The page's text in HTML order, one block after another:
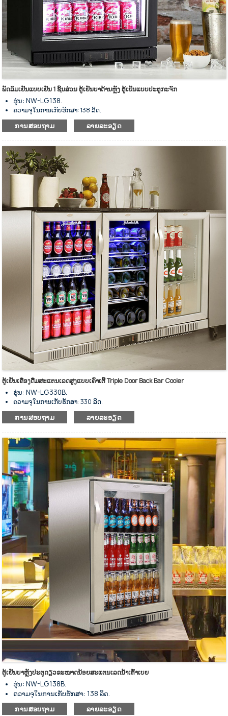
ພັດລົມເຢັນແບບເຢັນ 1 ຊິ້ນສ່ວນ ຕູ້ເຢັນບາດ້ານຫຼັງ ຕູ້ເຢັນແບບປະຕູກະຈົກ
ຮຸ່ນ: NW-LG138.
ຄວາມຈຸໃນການເກັບຮັກສາ: 138 ລິດ.
ຕູ້ເຢັນແບບແຖບດ້ານຫຼັງພ້ອມລະບົບເຮັດຄວາມເຢັນດ້ວຍພັດລົມ.
ສຳລັບຮັກສາເຄື່ອງດື່ມໃຫ້ເຢັນ ແລະ ວາງສະແດງ.
ມີຫຼາຍຂະໜາດໃຫ້ເລືອກ.
ເຄື່ອງຄວບຄຸມອຸນຫະພູມດິຈິຕອນ.
ຊັ້ນວາງທີ່ທົນທານສາມາດປັບໄດ້.
ການໃຊ້ພະລັງງານຕໍ່າ ແລະ ສຽງລົບກວນຕໍ່າ.
ສົມບູນແບບໃນການກັນຄວາມຮ້ອນ.
ປະຕູສະວິງແກ້ວທີ່ມີຄວາມທົນທານ.
ປະຕູປິດອັດຕະໂນມັດປະເພດໜຶ່ງ.
ລັອກປະຕູແມ່ນທາງເລືອກຕາມການຮ້ອງຂໍ.
ສຳເລັດຮູບດ້ວຍການເຄືອບດ້ວຍຜົງ.
ສີດຳເປັນສີມາດຕະຖານ, ສີອື່ນໆສາມາດປັບແຕ່ງໄດ້.
ດ້ວຍແຜ່ນກະດານຂະຫຍາຍອອກເປັນເຄື່ອງລະເຫີຍ.
ລໍ້ລຸ່ມສຳລັບການວາງທີ່ຍືດຫຍຸ່ນ.
ການສອບຖາມ ລາຍລະອຽດ
ຕູ້ເຢັນເຄື່ອງດື່ມສະແຕນເລດສູງແບບເຄົາເຕີ້ Triple Door Back Bar Cooler
ຮຸ່ນ: NW-LG330B.
ຄວາມຈຸໃນການເກັບຮັກສາ: 330 ລິດ.
ຕູ້ເຢັນແບບມີແຖບດ້ານຫຼັງເປັນກະຈົກສາມຊັ້ນ.
ມີລະບົບເຮັດຄວາມເຢັນຊ່ວຍດ້ວຍພັດລົມ.
ພື້ນຜິວສຳເລັດຮູບດ້ວຍສັງກະສີ.
ມີຫຼາຍຂະໜາດໃຫ້ເລືອກ.
ພາຍນອກເຮັດດ້ວຍເຫຼັກສະແຕນເລດ ແລະ ພາຍໃນເຮັດດ້ວຍອາລູມີນຽມ.
ຕົວຄວບຄຸມອຸນຫະພູມດິຈິຕອນ ແລະ ໜ້າຈໍສະແດງຜົນ.
ຊັ້ນວາງພາຍໃນມີນ້ຳໜັກຫຼາຍ ແລະ ສາມາດປັບໄດ້.
ການໃຊ້ພະລັງງານຕໍ່າ ແລະ ສຽງລົບກວນຕໍ່າ.
ປະຕິບັດໄດ້ດີໃນການສນວນກັນຄວາມຮ້ອນ.
ປະຕູສະວິດກະຈົກສາມຊັ້ນພ້ອມກະແຈລັອກປະຕູ.
ແຜງປະຕູທີ່ມີປຸ່ມແມ່ເຫຼັກສຳລັບປິດອັດຕະໂນມັດ.
ດ້ວຍແຜ່ນກະດານຂະຫຍາຍອອກເປັນເຄື່ອງລະເຫີຍ.
ລໍ້ລຸ່ມສຳລັບການວາງທີ່ຍືດຫຍຸ່ນ.
ການສອບຖາມ ລາຍລະອຽດ
ຕູ້ເຢັນບາຫຼັງປະຕູດຽວຂະໜາດນ້ອຍສະແຕນເລດນ້ຳເຕົ້າເບຍ
ຮຸ່ນ: NW-LG138B.
ຄວາມຈຸໃນການເກັບຮັກສາ: 138 ລິດ.
ຕູ້ເຢັນແບບມີແຖບດ້ານຫຼັງປະຕູດຽວ.
ດ້ວຍລະບົບເຮັດຄວາມເຢັນທີ່ມີພັດລົມຊ່ວຍ.
ການສອບຖາມ ລາຍລະອຽດ